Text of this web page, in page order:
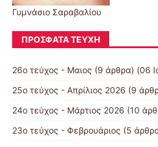
Γυμνάσιο Σαραβαλίου
ΠΡΌΣΦΑΤΑ ΤΕΎΧΗ
26ο τεύχος - Μαιος (9 άρθρα) (06
25ο τεύχος - Απρίλιος 2026 (9
24ο τεύχος - Μάρτιος 2026 (10
23ο τεύχος - Φεβρουάριος (5